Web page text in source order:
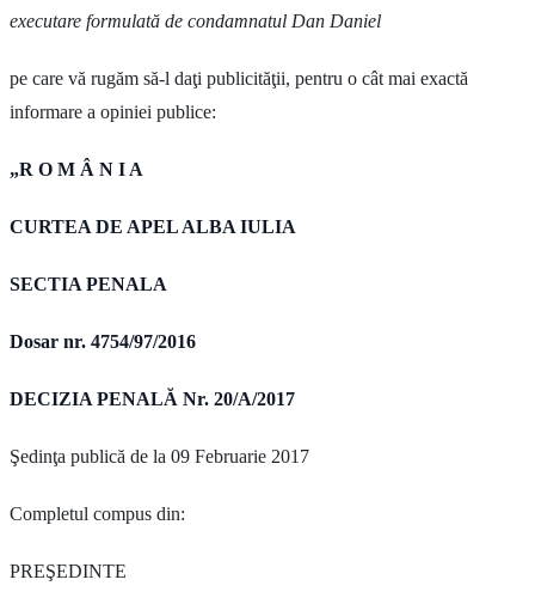
executare formulată de condamnatul Dan Daniel
pe care vă rugăm să-l daţi publicităţii, pentru o cât mai exactă
informare a opiniei publice:
„R O M Â N I A
CURTEA DE APEL ALBA IULIA
SECTIA PENALA
Dosar nr. 4754/97/2016
DECIZIA PENALĂ Nr. 20/A/2017
Şedinţa publică de la 09 Februarie 2017
Completul compus din:
PREŞEDINTE